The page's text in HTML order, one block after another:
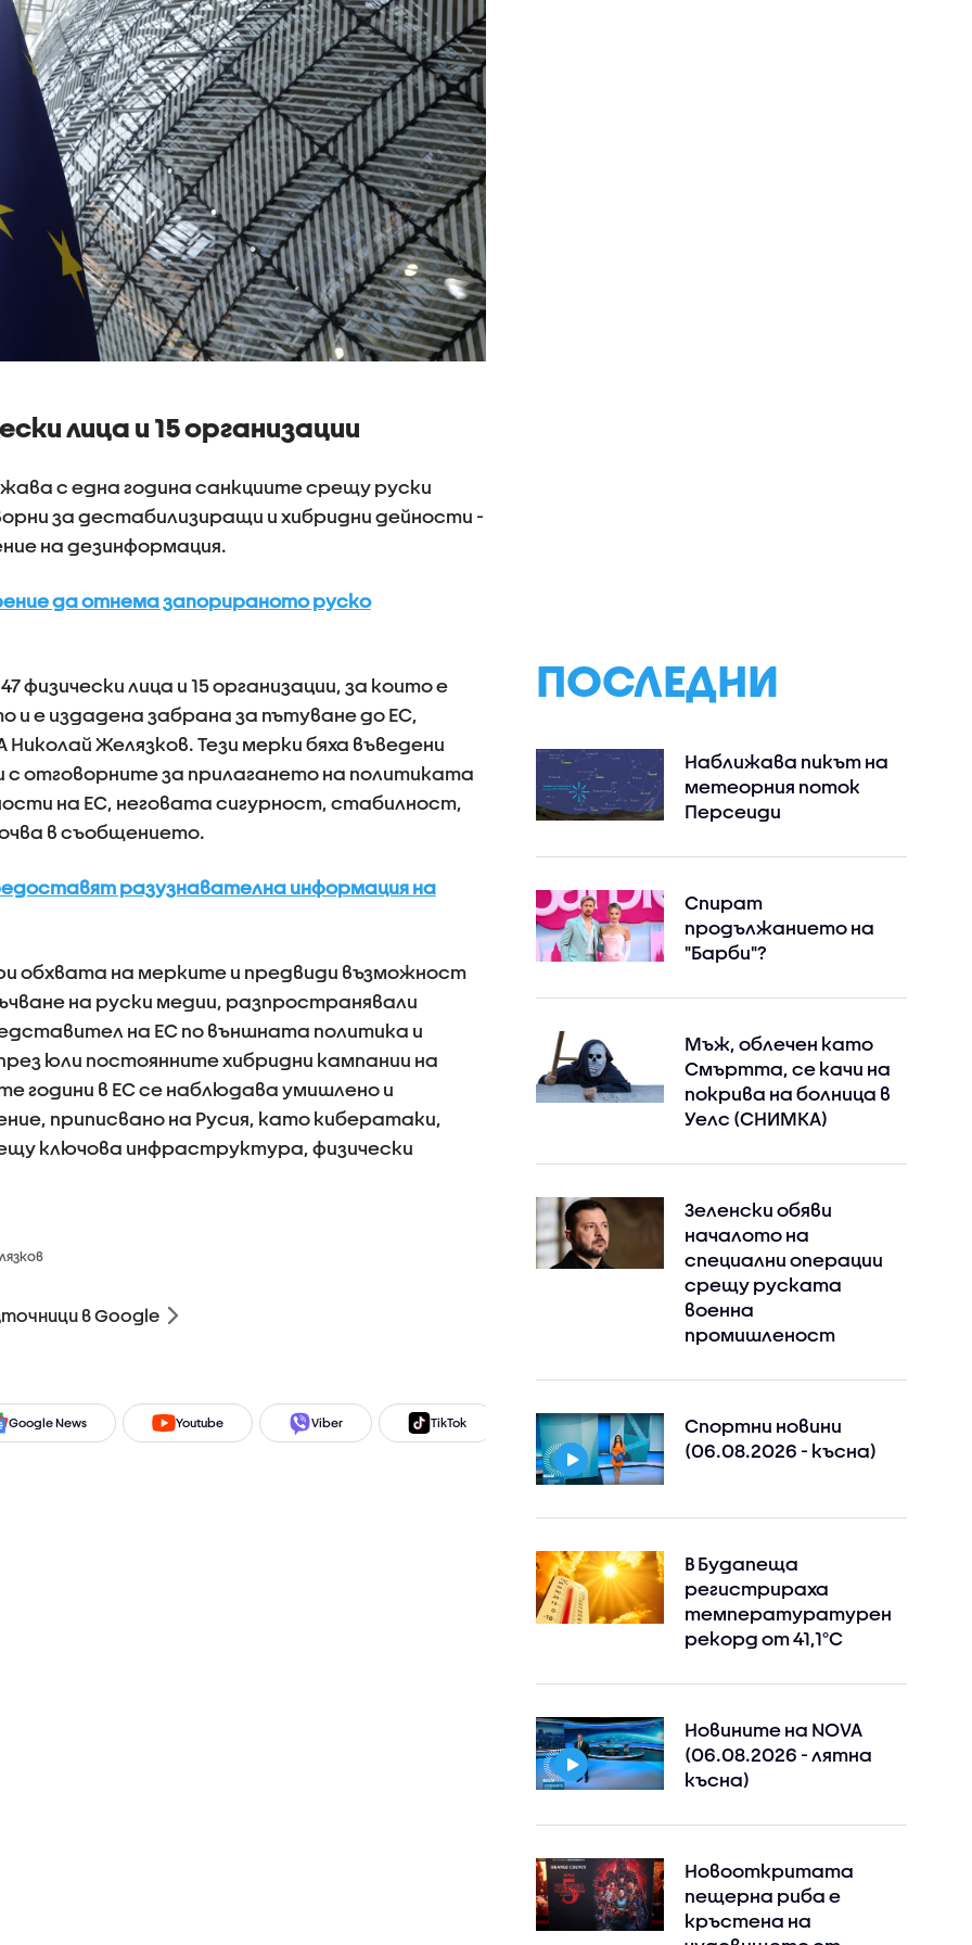
лица и 15 организации
с една година санкциите срещу руски
за дестабилизиращи и хибридни дейности -
на дезинформация.
да отнема запорираното руско
физически лица и 15 организации, за които е
е издадена забрана за пътуване до ЕС,
Желязков. Тези мерки бяха въведени
с отговорните за прилагането на политиката
на ЕС, неговата сигурност, стабилност,
в съобщението.
разузнавателна информация на
обхвата на мерките и предвиди възможност
на руски медии, разпространявали
на ЕС по външната политика и
юли постоянните хибридни кампании на
години в ЕС се наблюдава умишлено и
приписвано на Русия, като кибератаки,
ключова инфраструктура, физически
в Google
Google News Youtube Viber TikTok Instagram Facebook
ПОСЛЕДНИ
Наближава пикът на
метеорния поток
Персеиди
Спират
продължанието на
"Барби"?
Мъж, облечен като
Смъртта, се качи на
покрива на болница в
Уелс (СНИМКА)
Зеленски обяви
началото на
специални операции
срещу руската
военна
промишленост
Спортни новини
(06.08.2026 - късна)
В Будапеща
регистрираха
температуратурен
рекорд от 41,1°C
Новините на NOVA
(06.08.2026 - лятна
късна)
Новооткритата
пещерна риба е
кръстена на